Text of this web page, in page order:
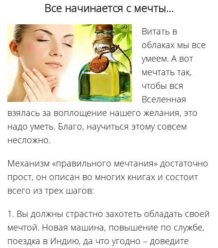
Все начинается с мечты…
Витать в
облаках мы все
умеем. А вот
мечтать так,
чтобы вся
Вселенная
взялась за воплощение нашего желания, это
надо уметь. Благо, научиться этому совсем
несложно.
Механизм «правильного мечтания» достаточно
прост, он описан во многих книгах и состоит
всего из трех шагов:
1. Вы должны страстно захотеть обладать своей
мечтой. Новая машина, повышение по службе,
поездка в Индию, да что угодно – доведите